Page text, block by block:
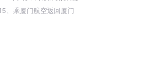
、乘厦门航空返回厦门